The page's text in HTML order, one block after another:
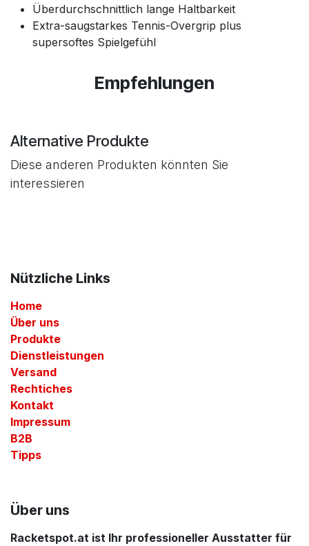
Überdurchschnittlich lange Haltbarkeit
Extra-saugstarkes Tennis-Overgrip plus
supersoftes Spielgefühl
Empfehlungen
Alternative Produkte
Diese anderen Produkten könnten Sie
interessieren
Nützliche Links
Home
Über uns
Produkte
Dienstleistungen
Versand
Rechtiches
Kontakt
Impressum
B2B
Tipps
Über uns
Racketspot.at ist Ihr professioneller Ausstatter für